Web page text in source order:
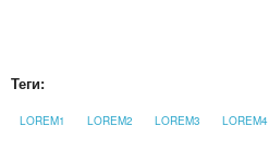
ТОВАРЫ ДЛЯ ТРЕНИРОВОК
Теги:
LOREM1 LOREM2 LOREM3 LOREM4